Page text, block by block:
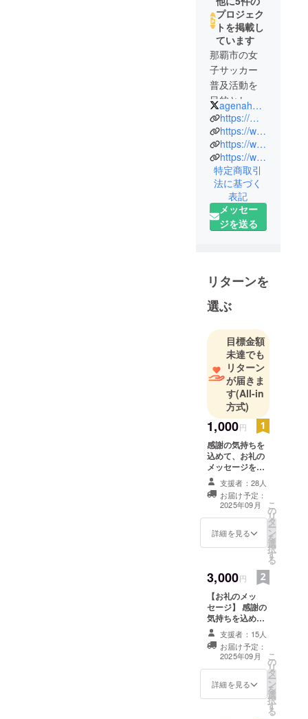
プロジェク
トを掲載し
ています
那覇市の女
子サッカー
普及活動を
目的とした
チームで
す
agenaharme
https://makabi1994.hatenablog.com/
https://www.instagram.com/nahawoman/
https://www.instagram.com/nahagirls_women/
https://www.facebook.com/profile.php?id=100086248632986&ref=_xav_ig_profile_page_web#
特定商取引
法に基づく
表記
メッセー
ジを送る
リターンを
選ぶ
目標金額
未達でも
リターン
が届きま
す(All-in
方式)
1,000円
感謝の気持ちを
込めて、お礼の
メッセージをお
送りします。
CAMPFIRE内
メッセージでお
礼を送り 活動報
告を支援者限定
で公開(1,000
1,000円/3,000
円/5,000
円/10,000円のリ
ターンは同じ内
容になります。
支援者：28人
お届け予定：
2025年09月
詳細を見る
こ
の
リ
タ
ー
ン
を
選
択
す
る
3,000円
【お礼のメッ
セージ】 感謝の
気持ちを込め
て、お礼のメッ
セージをお送り
します。
CAMPFIRE内
メッセージでお
礼を送り 活動報
支援者：15人
お届け予定：
2025年09月
詳細を見る
こ
の
リ
タ
ー
ン
を
選
択
す
る